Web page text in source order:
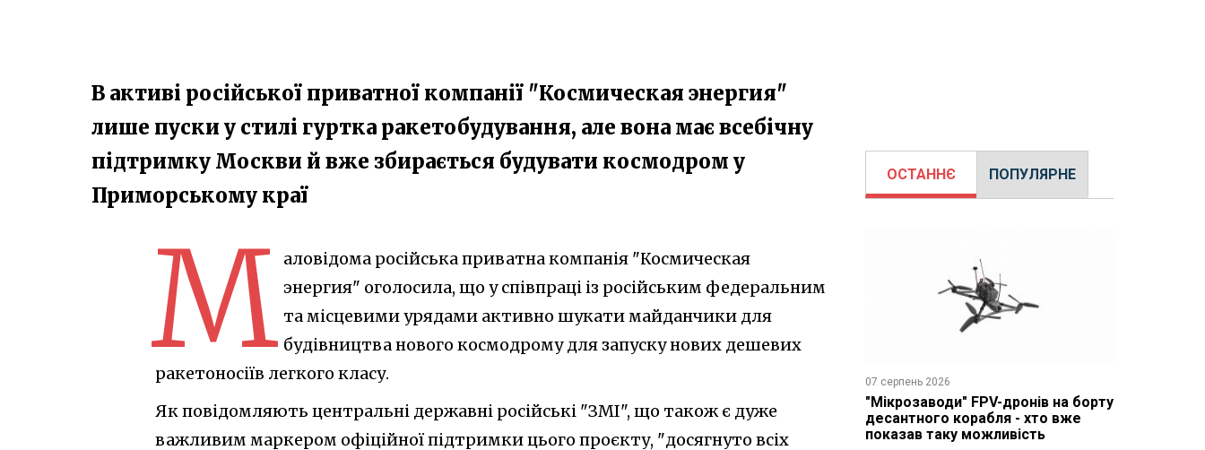
В активі російської приватної компанії "Космическая энергия"
лише пуски у стилі гуртка ракетобудування, але вона має всебічну
підтримку Москви й вже збирається будувати космодром у
Приморському краї
М аловідома російська приватна компанія "Космическая
энергия" оголосила, що у співпраці із російським федеральним
та місцевими урядами активно шукати майданчики для
будівництва нового космодрому для запуску нових дешевих
ракетоносіїв легкого класу.
Як повідомляють центральні державні російські "ЗМІ", що також є дуже
важливим маркером офіційної підтримки цього проєкту, "досягнуто всіх
ОСТАННЄ ПОПУЛЯРНЕ
07 серпень 2026
"Мікрозаводи" FPV-дронів на борту
десантного корабля - хто вже
показав таку можливість